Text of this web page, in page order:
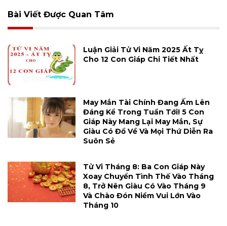
Bài Viết Được Quan Tâm
Luận Giải Tử Vi Năm 2025 Ất Tỵ
Cho 12 Con Giáp Chi Tiết Nhất
May Mắn Tài Chính Đang Ấm Lên
Đáng Kể Trong Tuần Tới! 5 Con
Giáp Này Mang Lại May Mắn, Sự
Giàu Có Đổ Về Và Mọi Thứ Diễn Ra
Suôn Sẻ
Tử Vi Tháng 8: Ba Con Giáp Này
Xoay Chuyển Tình Thế Vào Tháng
8, Trở Nên Giàu Có Vào Tháng 9
Và Chào Đón Niềm Vui Lớn Vào
Tháng 10